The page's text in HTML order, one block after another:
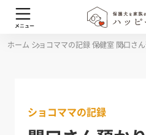
ホーム ショコママの記録保健室 関口さ
ショコママの記録